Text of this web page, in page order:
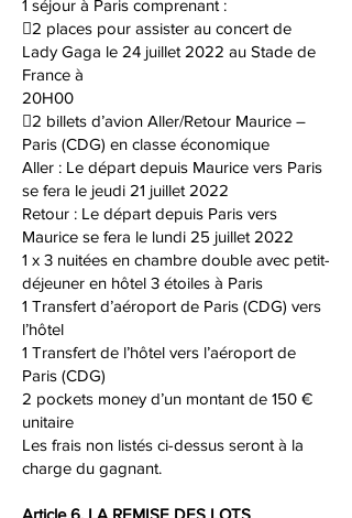
1 séjour à Paris comprenant :
2 places pour assister au concert de
Lady Gaga le 24 juillet 2022 au Stade de
France à
20H00
2 billets d’avion Aller/Retour Maurice –
Paris (CDG) en classe économique
Aller : Le départ depuis Maurice vers Paris
se fera le jeudi 21 juillet 2022
Retour : Le départ depuis Paris vers
Maurice se fera le lundi 25 juillet 2022
1 x 3 nuitées en chambre double avec petit-
déjeuner en hôtel 3 étoiles à Paris
1 Transfert d’aéroport de Paris (CDG) vers
l’hôtel
1 Transfert de l’hôtel vers l’aéroport de
Paris (CDG)
2 pockets money d’un montant de 150 €
unitaire
Les frais non listés ci-dessus seront à la
charge du gagnant.
Article 6. LA REMISE DES LOTS